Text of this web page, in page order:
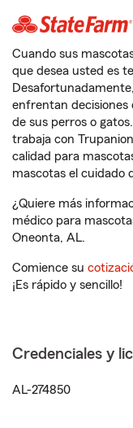
Cuando sus
que desea usted es
enfrentan decisiones
de sus perros o
trabaja con
calidad para
mascotas el cuidado
¿Quiere más
médico para
Oneonta, AL.
Comience su
¡Es rápido y sencillo!
Credenciales y
AL-274850